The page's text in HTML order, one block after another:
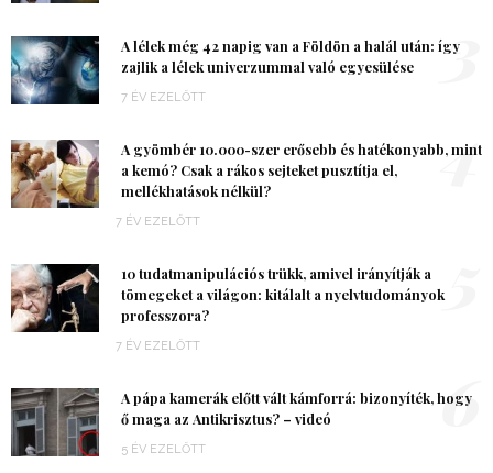
A lélek még 42 napig van a Földön a halál után: így
zajlik a lélek univerzummal való egyesülése
7 ÉV EZELŐTT
3
A gyömbér 10.000-szer erősebb és hatékonyabb, mint
a kemó? Csak a rákos sejteket pusztítja el,
mellékhatások nélkül?
7 ÉV EZELŐTT
4
10 tudatmanipulációs trükk, amivel irányítják a
tömegeket a világon: kitálalt a nyelvtudományok
professzora?
7 ÉV EZELŐTT
A pápa kamerák előtt vált kámforrá: bizonyíték, hogy
ő maga az Antikrisztus? – videó
5 ÉV EZELŐTT
6